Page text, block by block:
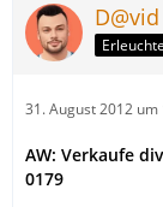
D@vid
31. August 2012 um
AW: Verkaufe
0179